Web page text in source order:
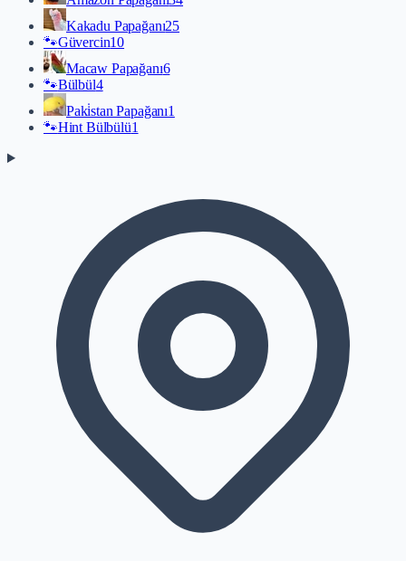
Kakadu Papağanı25
🐾Güvercin10
Macaw Papağanı6
🐾Bülbül4
Paki̇stan Papağanı1
🐾Hint Bülbülü1